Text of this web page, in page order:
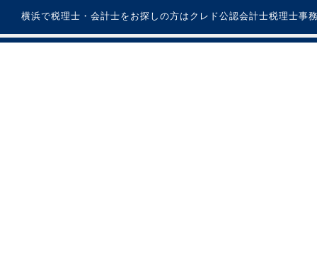
横浜で税理士・会計士をお探しの方はクレド公認会計士税理士事